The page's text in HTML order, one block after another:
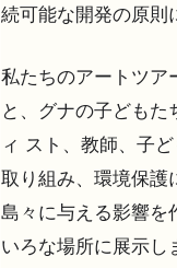
続可能な開発の原則
私たちのアートツア
と、グナの子ども
ィ スト、教師、子
取り組み、環境保護
島々に与える影響を
いろな場所に展示し